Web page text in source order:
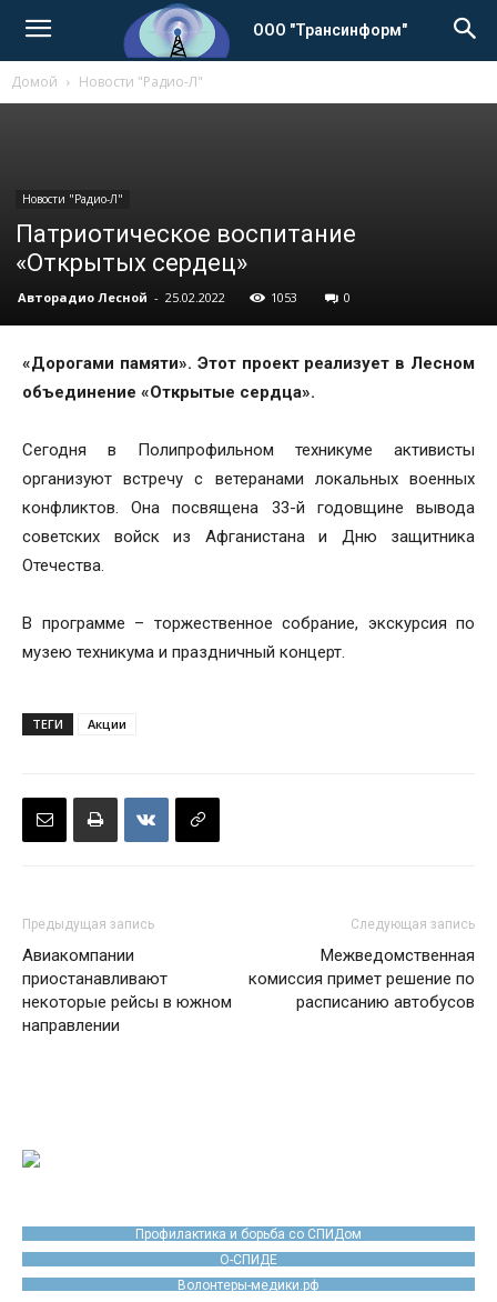
ООО "Трансинформ"
Домой Новости "Радио-Л"
Новости "Радио-Л"
Патриотическое воспитание
«Открытых сердец»
Авторадио Лесной - 25.02.2022 1053 0
«Дорогами памяти». Этот проект реализует в Лесном
объединение «Открытые сердца».
Сегодня в Полипрофильном техникуме активисты
организуют встречу с ветеранами локальных военных
конфликтов. Она посвящена 33-й годовщине вывода
советских войск из Афганистана и Дню защитника
Отечества.
В программе – торжественное собрание, экскурсия по
музею техникума и праздничный концерт.
ТЕГИ Акции
Предыдущая запись
Авиакомпании
приостанавливают
некоторые рейсы в южном
направлении
Следующая запись
Межведомственная
комиссия примет решение по
расписанию автобусов
Профилактика и борьба со СПИДом
О-СПИДЕ
Волонтеры-медики.рф